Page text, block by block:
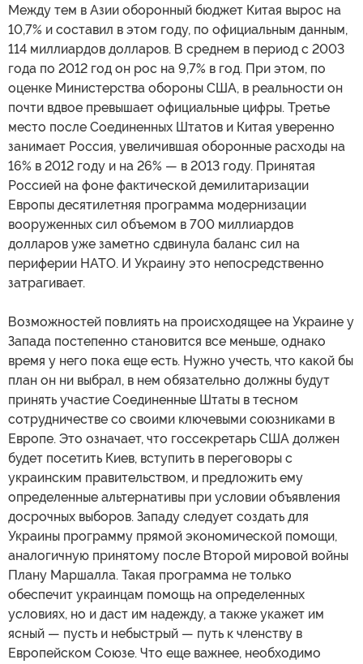
Между тем в Азии оборонный бюджет Китая вырос на
10,7% и составил в этом году, по официальным данным,
114 миллиардов долларов. В среднем в период с 2003
года по 2012 год он рос на 9,7% в год. При этом, по
оценке Министерства обороны США, в реальности он
почти вдвое превышает официальные цифры. Третье
место после Соединенных Штатов и Китая уверенно
занимает Россия, увеличившая оборонные расходы на
16% в 2012 году и на 26% — в 2013 году. Принятая
Россией на фоне фактической демилитаризации
Европы десятилетняя программа модернизации
вооруженных сил объемом в 700 миллиардов
долларов уже заметно сдвинула баланс сил на
периферии НАТО. И Украину это непосредственно
затрагивает.
Возможностей повлиять на происходящее на Украине у
Запада постепенно становится все меньше, однако
время у него пока еще есть. Нужно учесть, что какой бы
план он ни выбрал, в нем обязательно должны будут
принять участие Соединенные Штаты в тесном
сотрудничестве со своими ключевыми союзниками в
Европе. Это означает, что госсекретарь США должен
будет посетить Киев, вступить в переговоры с
украинским правительством, и предложить ему
определенные альтернативы при условии объявления
досрочных выборов. Западу следует создать для
Украины программу прямой экономической помощи,
аналогичную принятому после Второй мировой войны
Плану Маршалла. Такая программа не только
обеспечит украинцам помощь на определенных
условиях, но и даст им надежду, а также укажет им
ясный — пусть и небыстрый — путь к членству в
Европейском Союзе. Что еще важнее, необходимо